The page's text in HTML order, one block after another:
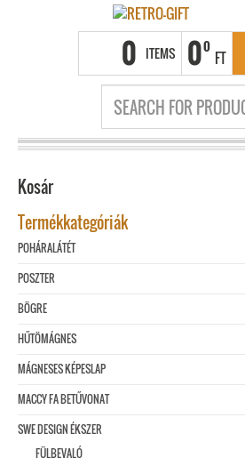
0 ITEMS 00
FT
Kosár
Termékkategóriák
POHÁRALÁTÉT
POSZTER
BÖGRE
HŰTÖMÁGNES
MÁGNESES KÉPESLAP
MACCY FA BETŰVONAT
SWE DESIGN ÉKSZER
FÜLBEVALÓ